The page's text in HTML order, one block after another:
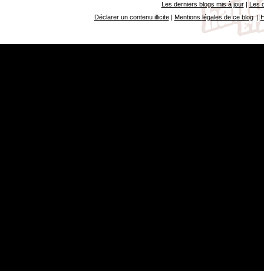
Les derniers blogs mis à jour|
Les
Déclarer un contenu illicite| Mentions légales de ce blog|